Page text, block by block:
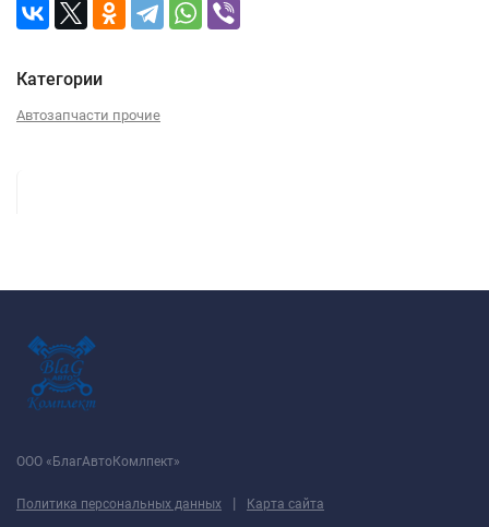
Категории
Автозапчасти прочие
ООО «БлагАвтоКомлпект»
Политика персональных данных | Карта сайта